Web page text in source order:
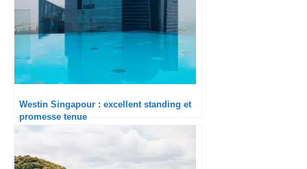
Westin Singapour : excellent standing et
promesse tenue